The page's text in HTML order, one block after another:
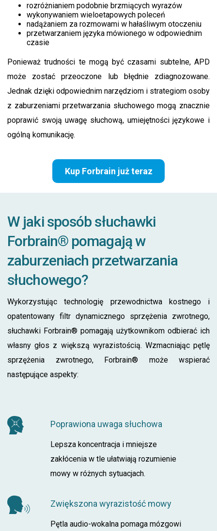
rozróżnianiem podobnie brzmiących wyrazów
wykonywaniem wieloetapowych poleceń
nadążaniem za rozmowami w hałaśliwym otoczeniu
przetwarzaniem języka mówionego w odpowiednim
czasie
Ponieważ trudności te mogą być czasami subtelne, APD
może zostać przeoczone lub błędnie zdiagnozowane.
Jednak dzięki odpowiednim narzędziom i strategiom osoby
z zaburzeniami przetwarzania słuchowego mogą znacznie
poprawić swoją uwagę słuchową, umiejętności językowe i
ogólną komunikację.
Kup Forbrain już teraz
W jaki sposób słuchawki
Forbrain® pomagają w
zaburzeniach przetwarzania
słuchowego?
Wykorzystując technologię przewodnictwa kostnego i
opatentowany filtr dynamicznego sprzężenia zwrotnego,
słuchawki Forbrain® pomagają użytkownikom odbierać ich
własny głos z większą wyrazistością. Wzmacniając pętlę
sprzężenia zwrotnego, Forbrain® może wspierać
następujące aspekty:
Poprawiona uwaga słuchowa
Lepsza koncentracja i mniejsze
zakłócenia w tle ułatwiają rozumienie
mowy w różnych sytuacjach.
Zwiększona wyrazistość mowy
Pętla audio-wokalna pomaga mózgowi